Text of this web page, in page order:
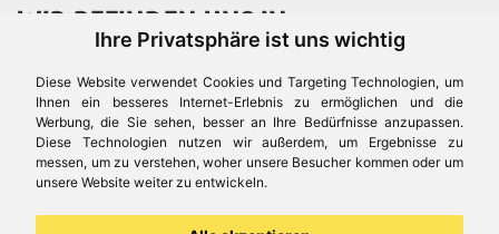
Ihre Privatsphäre ist uns wichtig
Diese Website verwendet Cookies und Targeting Technologien, um
Ihnen ein besseres Internet-Erlebnis zu ermöglichen und die
Werbung, die Sie sehen, besser an Ihre Bedürfnisse anzupassen.
Diese Technologien nutzen wir außerdem, um Ergebnisse zu
messen, um zu verstehen, woher unsere Besucher kommen oder um
unsere Website weiter zu entwickeln.
WIR BEFINDEN UNS IN
Es gibt uns auch in